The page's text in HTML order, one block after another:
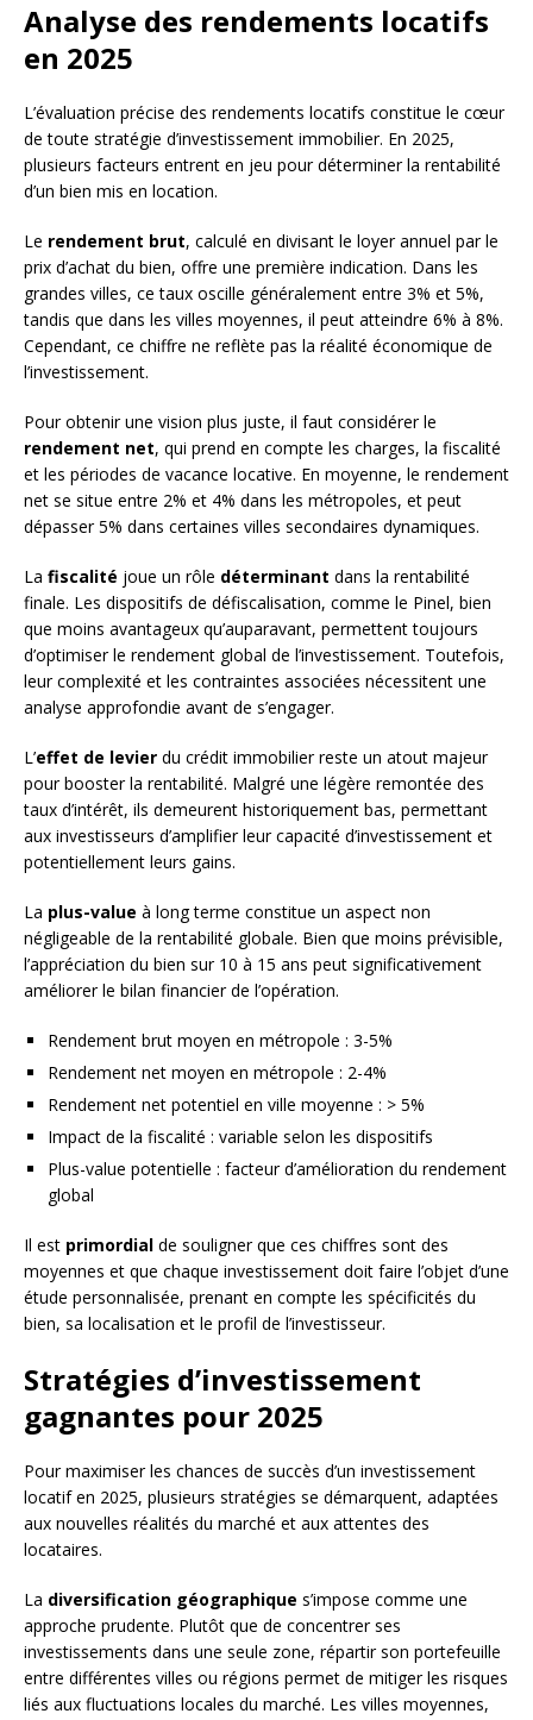
Analyse des rendements locatifs
en 2025
L’évaluation précise des rendements locatifs constitue le cœur
de toute stratégie d’investissement immobilier. En 2025,
plusieurs facteurs entrent en jeu pour déterminer la rentabilité
d’un bien mis en location.
Le rendement brut, calculé en divisant le loyer annuel par le
prix d’achat du bien, offre une première indication. Dans les
grandes villes, ce taux oscille généralement entre 3% et 5%,
tandis que dans les villes moyennes, il peut atteindre 6% à 8%.
Cependant, ce chiffre ne reflète pas la réalité économique de
l’investissement.
Pour obtenir une vision plus juste, il faut considérer le
rendement net, qui prend en compte les charges, la fiscalité
et les périodes de vacance locative. En moyenne, le rendement
net se situe entre 2% et 4% dans les métropoles, et peut
dépasser 5% dans certaines villes secondaires dynamiques.
La fiscalité joue un rôle déterminant dans la rentabilité
finale. Les dispositifs de défiscalisation, comme le Pinel, bien
que moins avantageux qu’auparavant, permettent toujours
d’optimiser le rendement global de l’investissement. Toutefois,
leur complexité et les contraintes associées nécessitent une
analyse approfondie avant de s’engager.
L’effet de levier du crédit immobilier reste un atout majeur
pour booster la rentabilité. Malgré une légère remontée des
taux d’intérêt, ils demeurent historiquement bas, permettant
aux investisseurs d’amplifier leur capacité d’investissement et
potentiellement leurs gains.
La plus-value à long terme constitue un aspect non
négligeable de la rentabilité globale. Bien que moins prévisible,
l’appréciation du bien sur 10 à 15 ans peut significativement
améliorer le bilan financier de l’opération.
Rendement brut moyen en métropole : 3-5%
Rendement net moyen en métropole : 2-4%
Rendement net potentiel en ville moyenne : > 5%
Impact de la fiscalité : variable selon les dispositifs
Plus-value potentielle : facteur d’amélioration du rendement
global
Il est primordial de souligner que ces chiffres sont des
moyennes et que chaque investissement doit faire l’objet d’une
étude personnalisée, prenant en compte les spécificités du
bien, sa localisation et le profil de l’investisseur.
Stratégies d’investissement
gagnantes pour 2025
Pour maximiser les chances de succès d’un investissement
locatif en 2025, plusieurs stratégies se démarquent, adaptées
aux nouvelles réalités du marché et aux attentes des
locataires.
La diversification géographique s’impose comme une
approche prudente. Plutôt que de concentrer ses
investissements dans une seule zone, répartir son portefeuille
entre différentes villes ou régions permet de mitiger les risques
liés aux fluctuations locales du marché. Les villes moyennes,